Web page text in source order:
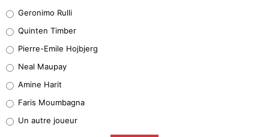
32%
5%
1%
9%
Geronimo Rulli
Quinten Timber
Pierre-Emile Hojbjerg
Neal Maupay
Amine Harit
Faris Moumbagna
Un autre joueur